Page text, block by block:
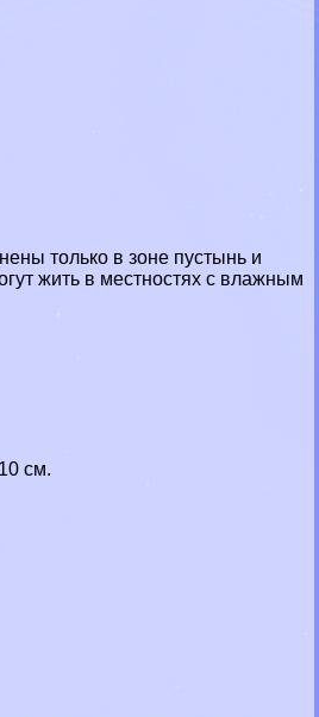
только в зоне пустынь и
жить в местностях с влажным
см.